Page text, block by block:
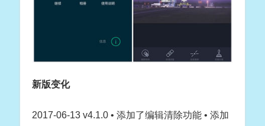
新版变化
2017-06-13 v4.1.0 • 添加了编辑清除功能 • 添加